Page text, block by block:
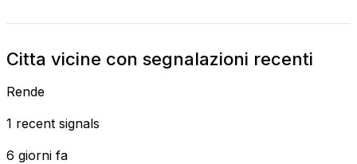
Citta vicine con segnalazioni recenti
Rende
1 recent signals
6 giorni fa